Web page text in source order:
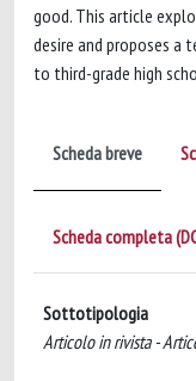
good. This article
desire and proposes a
to third-grade high
Scheda breve
Scheda completa
Sottotipologia
Articolo in rivista -